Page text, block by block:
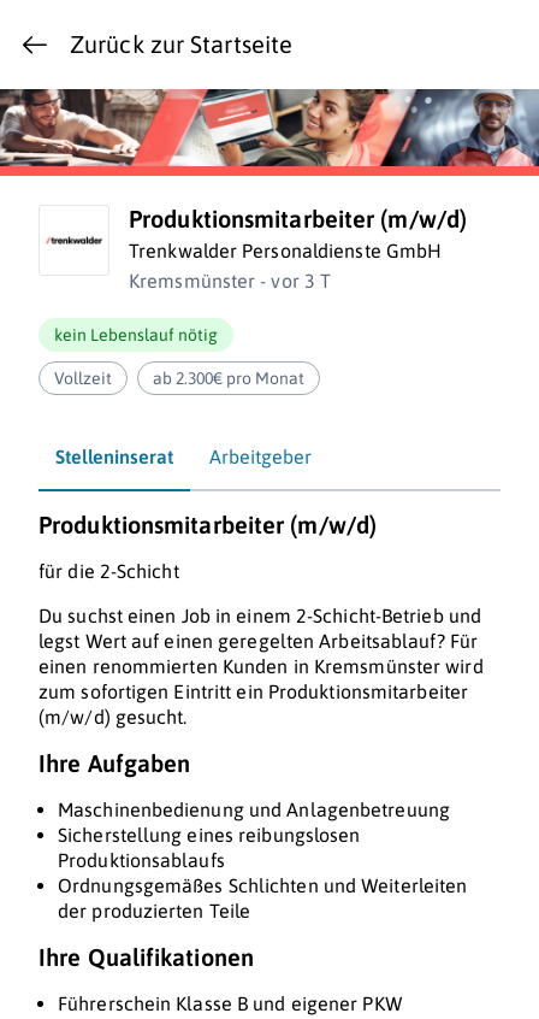
Zurück zur Startseite
Produktionsmitarbeiter (m/w/d)
Trenkwalder Personaldienste GmbH
Kremsmünster - vor 3 T
kein Lebenslauf nötig
Vollzeit ab 2.300€ pro Monat
Stelleninserat Arbeitgeber
Produktionsmitarbeiter (m/w/d)
für die 2-Schicht
Du suchst einen Job in einem 2-Schicht-Betrieb und
legst Wert auf einen geregelten Arbeitsablauf? Für
einen renommierten Kunden in Kremsmünster wird
zum sofortigen Eintritt ein Produktionsmitarbeiter
(m/w/d) gesucht.
Ihre Aufgaben
Maschinenbedienung und Anlagenbetreuung
Sicherstellung eines reibungslosen
Produktionsablaufs
Ordnungsgemäßes Schlichten und Weiterleiten
der produzierten Teile
Ihre Qualifikationen
Führerschein Klasse B und eigener PKW